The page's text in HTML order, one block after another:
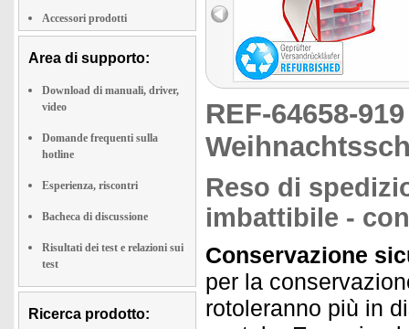
Accessori prodotti
Area di supporto:
Download di manuali, driver,
video
Domande frequenti sulla
hotline
Esperienza, riscontri
Bacheca di discussione
Risultati dei test e relazioni sui
test
Ricerca prodotto:
REF-64658-
Reso di
imbattibile -
Conservazione
per la
rotoleranno più in